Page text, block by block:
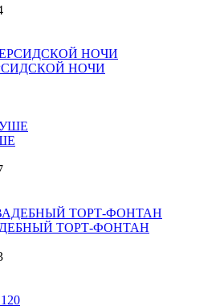
НОЧИ
ТОРТ-ФОНТАН